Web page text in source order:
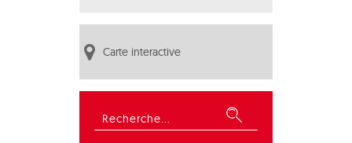
Carte interactive
Rechercher